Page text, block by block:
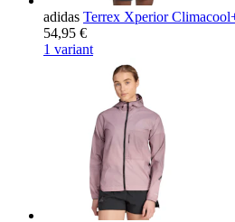
adidas Terrex Xperior
54,95 €
1 variant